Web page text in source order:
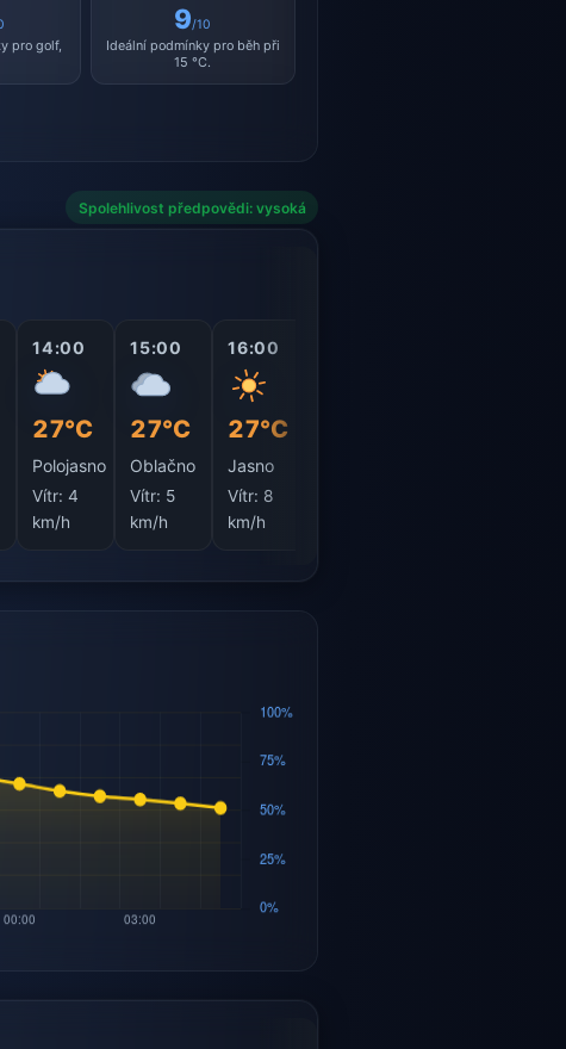
pro golf,
9/10
Ideální podmínky pro běh při
15 °C.
Spolehlivost předpovědi: vysoká
14:00
27°C
Polojasno
Vítr:4
km/h
15:00
27°C
Oblačno
Vítr: 5
km/h
16:00
27°C
Jasno
Vítr: 8
km/h